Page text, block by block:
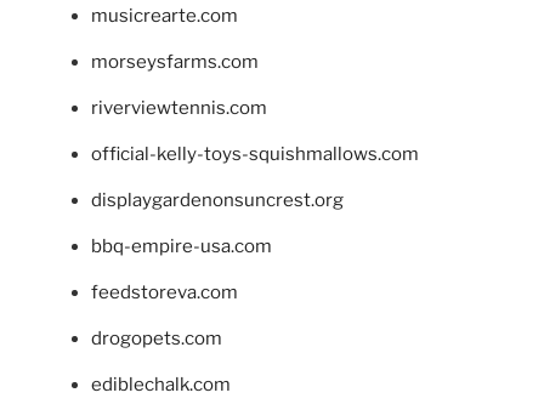
musicrearte.com
morseysfarms.com
riverviewtennis.com
official-kelly-toys-squishmallows.com
displaygardenonsuncrest.org
bbq-empire-usa.com
feedstoreva.com
drogopets.com
ediblechalk.com